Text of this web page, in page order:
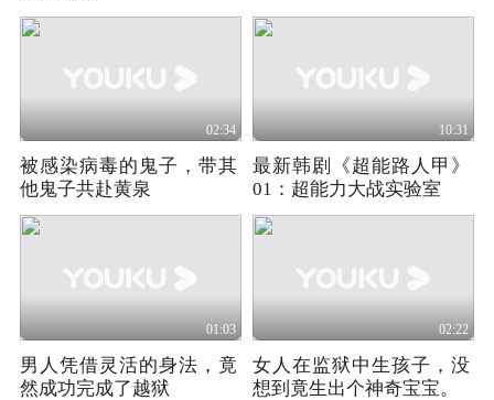
02:34
被感染病毒的鬼子，带其
他鬼子共赴黄泉
10:31
最新韩剧《超能路人甲》
01：超能力大战实验室
01:03
男人凭借灵活的身法，竟
然成功完成了越狱
02:22
女人在监狱中生孩子，没
想到竟生出个神奇宝宝。